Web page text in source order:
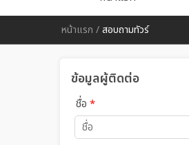
หน้าแรก /สอบถามทัวร์
ข้อมูลผู้ติดต่อ
ชื่อ *